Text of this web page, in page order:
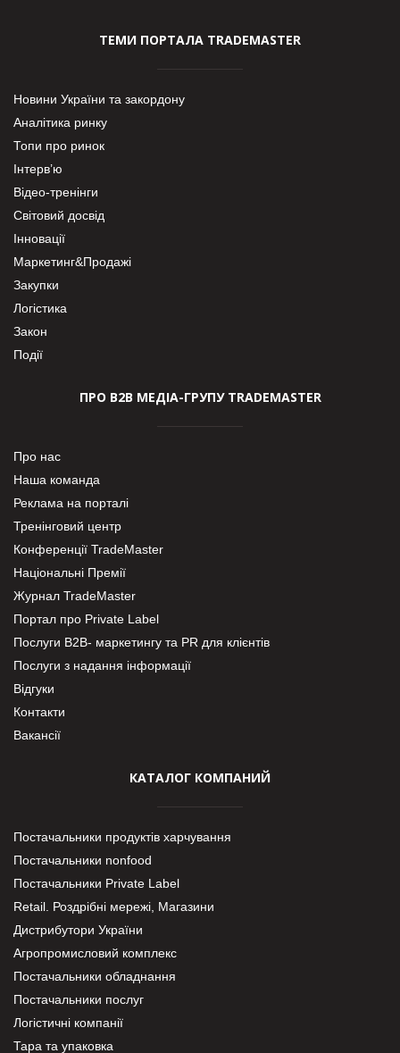
ТЕМИ ПОРТАЛА TRADEMASTER
Новини України та закордону
Аналітика ринку
Топи про ринок
Інтерв’ю
Відео-тренінги
Світовий досвід
Інновації
Маркетинг&Продажі
Закупки
Логістика
Закон
Події
ПРО В2В МЕДІА-ГРУПУ TRADEMASTER
Про нас
Наша команда
Реклама на порталі
Тренінговий центр
Конференції TradeMaster
Національні Премії
Журнал TradeMaster
Портал про Private Label
Послуги В2В- маркетингу та PR для клієнтів
Послуги з надання інформації
Відгуки
Контакти
Вакансії
КАТАЛОГ КОМПАНИЙ
Постачальники продуктів харчування
Постачальники nonfood
Постачальники Private Label
Retail. Роздрібні мережі, Магазини
Дистрибутори України
Агропромисловий комплекс
Постачальники обладнання
Постачальники послуг
Логістичні компанії
Тара та упаковка